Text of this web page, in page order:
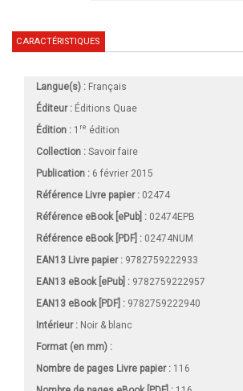
CARACTÉRISTIQUES
Langue(s) : Français
Éditeur : Éditions Quae
Édition : 1 re édition
Collection : Savoir faire
Publication : 6 février 2015
Référence Livre papier : 02474
Référence eBook [ePub] : 02474EPB
Référence eBook [PDF] : 02474NUM
EAN13 Livre papier : 9782759222933
EAN13 eBook [ePub] : 9782759222957
EAN13 eBook [PDF] : 9782759222940
Intérieur : Noir & blanc
Format (en mm) :
Nombre de pages Livre papier: 116